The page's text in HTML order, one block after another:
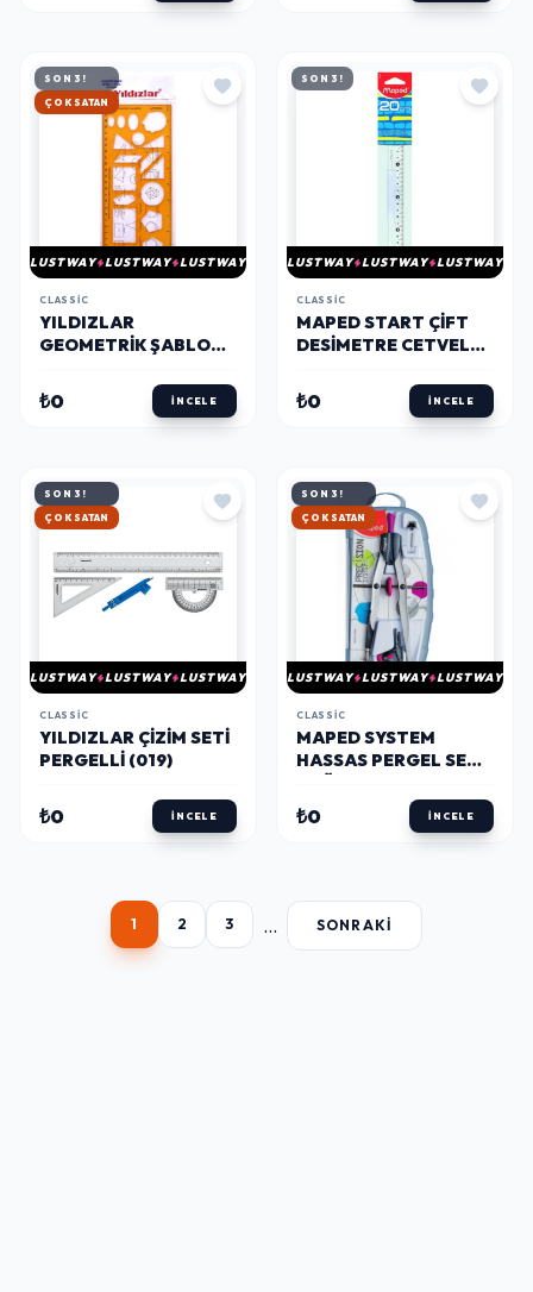
SON 3!
HIZLI KARGO
LUSTWAY LUSTWAY LUSTWAY
CLASSIC
YILDIZLAR
GEOMETRIK ŞABLON
₺0 İNCELE
SON 3!
LUSTWAY LUSTWAY LUSTWAY
CLASSIC
MAPED START ÇIFT
DESIMETRE CETVEL
₺0 İNCELE
SON 3!
HIZLI KARGO
LUSTWAY LUSTWAY LUSTWAY
CLASSIC
YILDIZLAR ÇIZIM SETI
PERGELLI (019)
₺0 İNCELE
SON 3!
HIZLI KARGO
LUSTWAY LUSTWAY LUSTWAY
CLASSIC
MAPED SYSTEM
HASSAS PERGEL SETI
₺0 İNCELE
1 2 3 ... SONRAKI